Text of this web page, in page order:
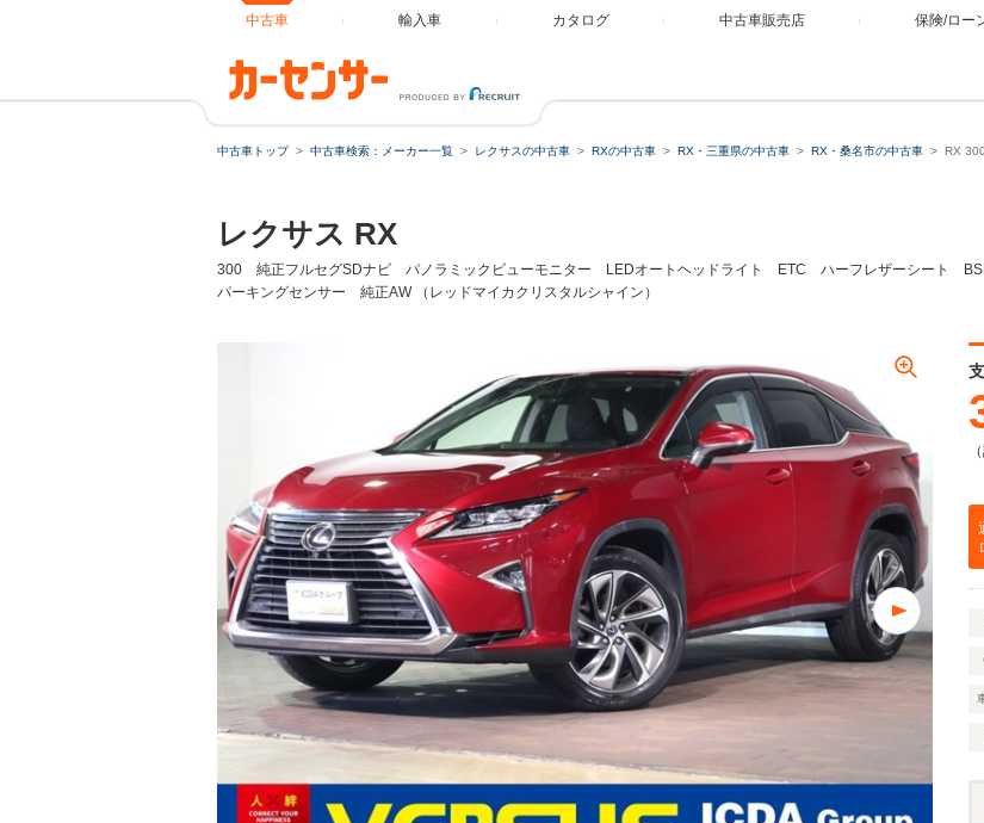
中古車 輸入車 カタログ 中古車販売店 保険/ロー
中古車トップ 中古車検索：メーカー一覧 レクサスの中古車 RXの中古車 RX・三重県の中古車 RX・桑名市の中古車 RX
レクサス RX
300 純正フルセグSDナビ パノラミックビューモニター LEDオートヘッドライト ETC ハーフレザーシート
パーキングセンサー 純正AW （レッドマイカクリスタルシャイン）
ローン種類
借入額
支払総額 本体価格 自由に設定
物件価格
頭金 万円
通常ローン・支払総額 で計算
4.1 割賦販売価格： 389.4
シ